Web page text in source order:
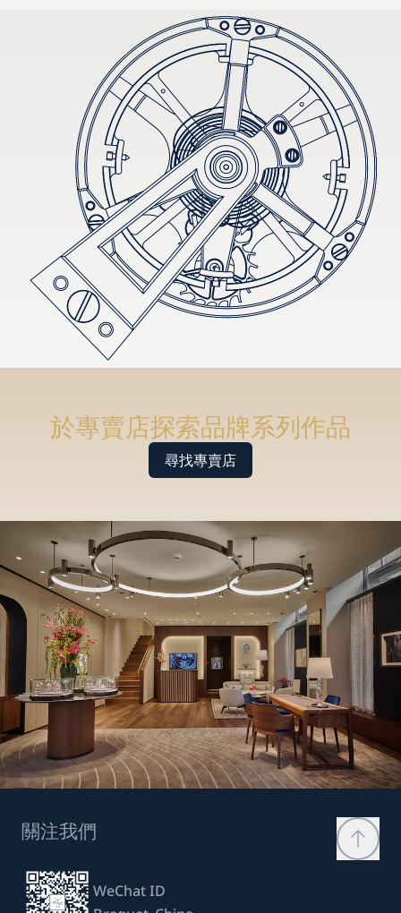
於專賣店探索品牌系列作品
尋找專賣店
關注我們
WeChat ID